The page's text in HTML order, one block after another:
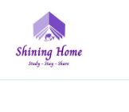
content